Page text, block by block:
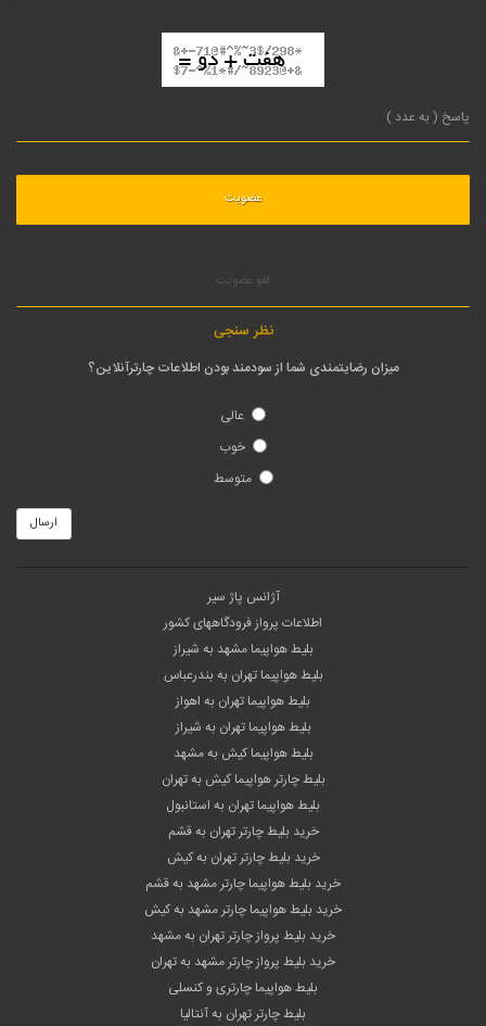
لغو عضویت
نظر سنجی
میزان رضایتمندی شما از سودمند بودن اطلاعات چارترآنلاین؟
عالی
خوب
متوسط
ارسال
آژانس پاژ سیر
اطلاعات پرواز فرودگاههای کشور
بلیط هواپیما مشهد به شیراز
بلیط هواپیما تهران به بندرعباس
بلیط هواپیما تهران به اهواز
بلیط هواپیما تهران به شیراز
بلیط هواپیما کیش به مشهد
بلیط چارتر هواپیما کیش به تهران
بلیط هواپیما تهران به استانبول
خرید بلیط چارتر تهران به قشم
خرید بلیط چارتر تهران به کیش
خرید بلیط هواپیما چارتر مشهد به قشم
خرید بلیط هواپیما چارتر مشهد به کیش
خرید بلیط پرواز چارتر تهران به مشهد
خرید بلیط پرواز چارتر مشهد به تهران
بلیط هواپیما چارتری و کنسلی
بلیط چارتر تهران به آنتالیا